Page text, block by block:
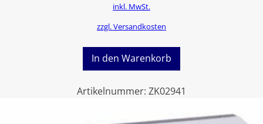
inkl. MwSt.
zzgl. Versandkosten
In den Warenkorb
Artikelnummer: ZK02941